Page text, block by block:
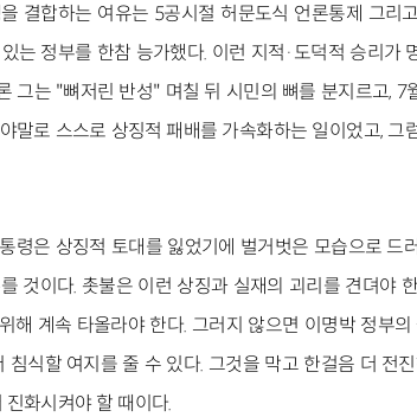
결합하는 여유는 5공시절 허문도식 언론통제 그리
는 정부를 한참 능가했다. 이런 지적·도덕적 승리가
그는 "뼈저린 반성" 며칠 뒤 시민의 뼈를 분지르고, 7
말로 스스로 상징적 패배를 가속화하는 일이었고, 그
령은 상징적 토대를 잃었기에 벌거벗은 모습으로 드
것이다. 촛불은 이런 상징과 실재의 괴리를 견뎌야
해 계속 타올라야 한다. 그러지 않으면 이명박 정부
식할 여지를 줄 수 있다. 그것을 막고 한걸음 더 전
화시켜야 할 때이다.